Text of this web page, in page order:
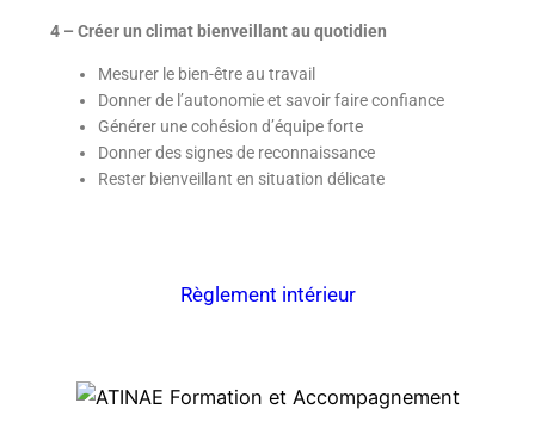
4 – Créer un climat bienveillant au quotidien
Mesurer le bien-être au travail
Donner de l’autonomie et savoir faire confiance
Générer une cohésion d’équipe forte
Donner des signes de reconnaissance
Rester bienveillant en situation délicate
Règlement intérieur